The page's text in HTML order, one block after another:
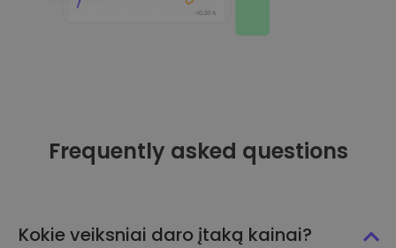
Frequently asked questions
Kokie veiksniai daro įtaką kainai?